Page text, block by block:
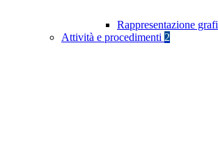
Rappresentazione
Attività e procedimenti 2